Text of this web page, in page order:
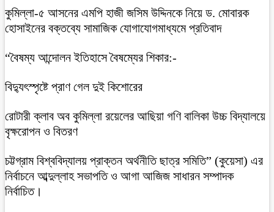
কুমিল্লা-৫ আসনের এমপি হাজী জসিম উদ্দিনকে নিয়ে ড. মোবারক
হোসাইনের বক্তব্যে সামাজিক যোগাযোগমাধ্যমে প্রতিবাদ
“বৈষম্য আন্দোলন ইতিহাসে বৈষম্যের শিকার:-
বিদ্যুৎস্পৃষ্টে প্রাণ গেল দুই কিশোরের
রোটারী ক্লাব অব কুমিল্লা রয়েলের আছিয়া গণি বালিকা উচ্চ বিদ্যালয়ে
বৃক্ষরোপন ও বিতরণ
চট্টগ্রাম বিশ্ববিদ্যালয় প্রাক্তন অর্থনীতি ছাত্র সমিতি” (কুয়েসা) এর
নির্বাচনে আব্দুল্লাহ সভাপতি ও আগা আজিজ সাধারন সম্পাদক
নির্বাচিত।